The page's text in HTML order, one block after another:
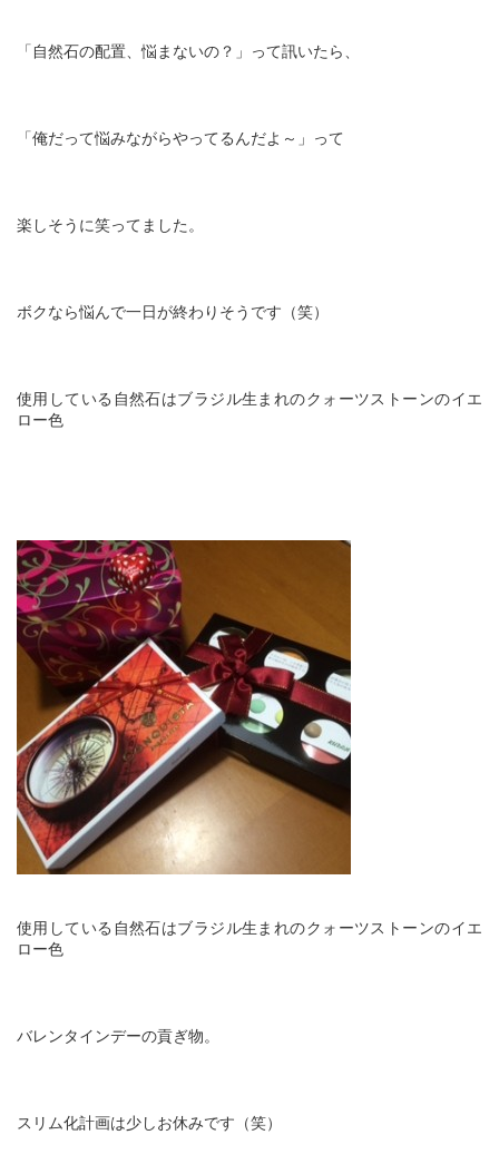
「自然石の配置、悩まないの？」って訊いたら、
「俺だって悩みながらやってるんだよ～」って
楽しそうに笑ってました。
ボクなら悩んで一日が終わりそうです（笑）
使用している自然石はブラジル生まれのクォーツストーンのイエ
ロー色
使用している自然石はブラジル生まれのクォーツストーンのイエ
ロー色
バレンタインデーの貢ぎ物。
スリム化計画は少しお休みです（笑）